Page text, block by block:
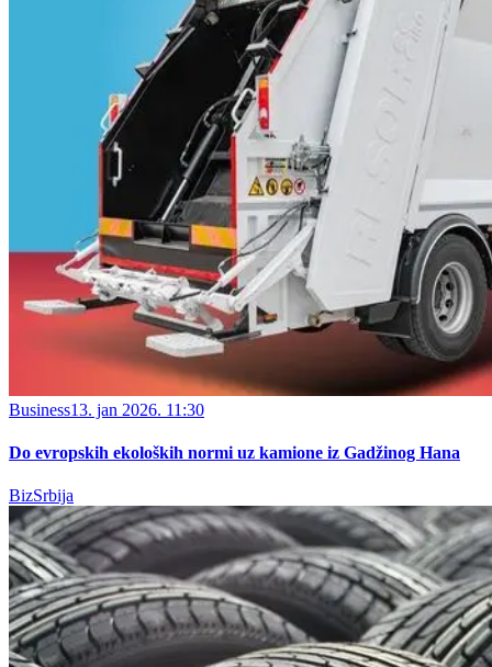
Business13. jan 2026. 11:30
Do evropskih ekoloških normi uz kamione iz Gadžinog Hana
BizSrbija